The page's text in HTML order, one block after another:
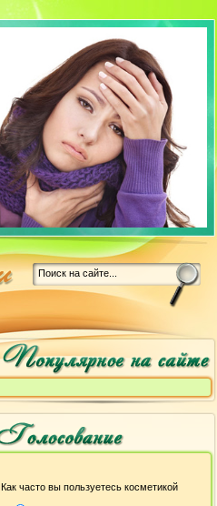
Как часто вы пользуетесь косметикой